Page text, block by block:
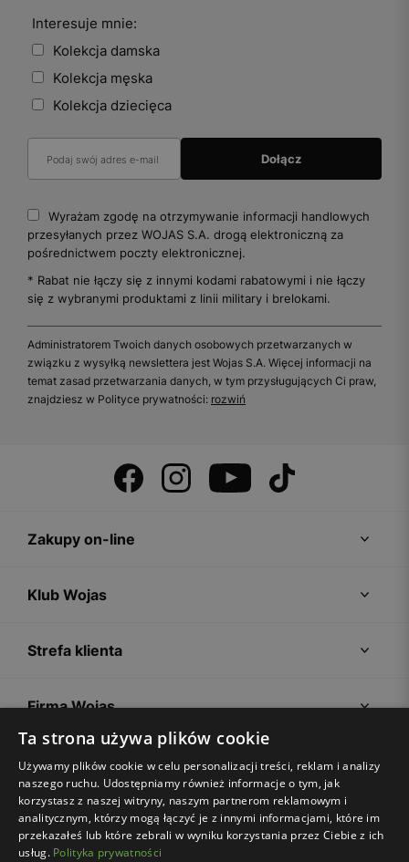
Interesuje mnie:
Kolekcja damska
Kolekcja męska
Kolekcja dziecięca
Wyrażam zgodę na otrzymywanie informacji handlowych
przesyłanych przez WOJAS S.A. drogą elektroniczną za
pośrednictwem poczty elektronicznej.
* Rabat nie łączy się z innymi kodami rabatowymi i nie łączy
się z wybranymi produktami z linii military i brelokami.
Administratorem Twoich danych osobowych przetwarzanych w
związku z wysyłką newslettera jest Wojas S.A. Więcej informacji na
temat zasad przetwarzania danych, w tym przysługujących Ci praw,
znajdziesz w Polityce prywatności: rozwiń
Zakupy on-line
Klub Wojas
Strefa klienta
Firma Wojas
Porady
Ta strona używa plików cookie
Używamy plików cookie w celu personalizacji treści, reklam i analizy
naszego ruchu. Udostępniamy również informacje o tym, jak
korzystasz z naszej witryny, naszym partnerom reklamowym i
analitycznym, którzy mogą łączyć je z innymi informacjami, które im
przekazałeś lub które zebrali w wyniku korzystania przez Ciebie z ich
usług. Polityka prywatności